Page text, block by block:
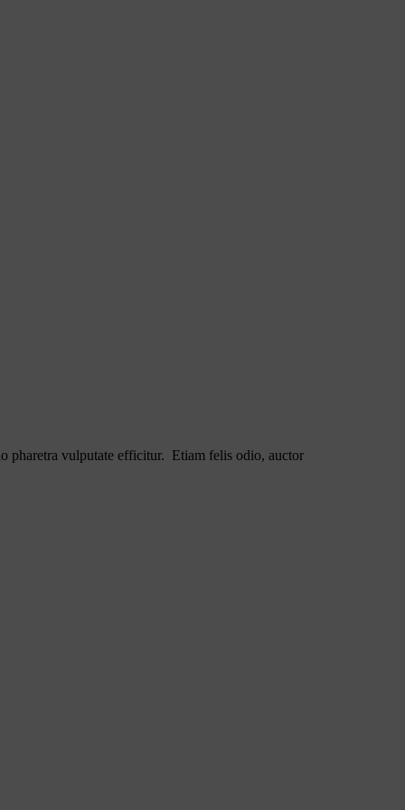
pharetra vulputate efficitur. Etiam felis odio, auctor